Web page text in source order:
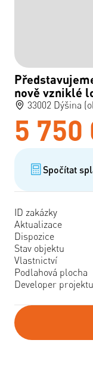
nově vzniklé
33002 Dýšina
5 750
Spočítat
ID zakázky
Aktualizace
Dispozice
Stav objektu
Vlastnictví
Podlahová plocha
Developer projektu